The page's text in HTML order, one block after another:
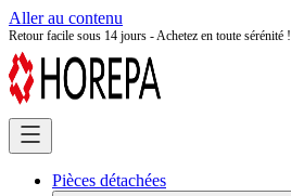
Aller au contenu
Retour facile sous 14 jours - Achetez en toute sérénité !
Pièces détachées